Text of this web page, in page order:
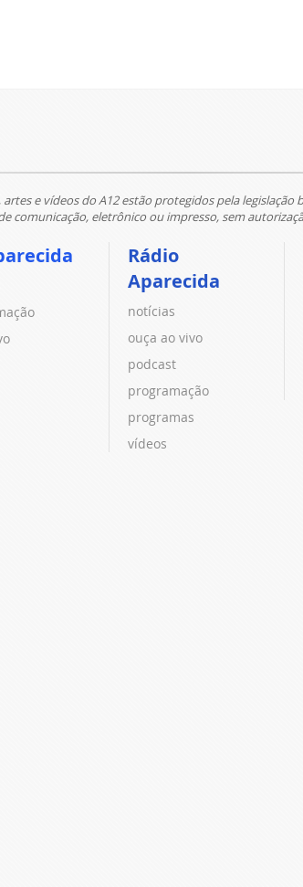
e vídeos do A12 estão protegidos pela
comunicação, eletrônico ou impresso, sem
Rádio
Aparecida
notícias
ouça ao vivo
podcast
programação
programas
vídeos